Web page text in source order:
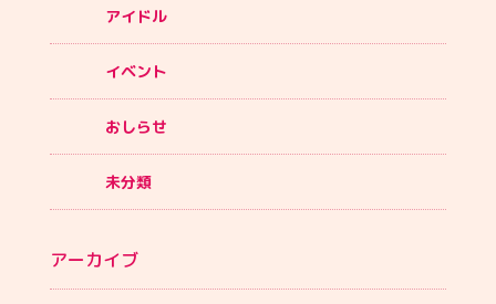
アイドル
イベント
おしらせ
未分類
アーカイブ